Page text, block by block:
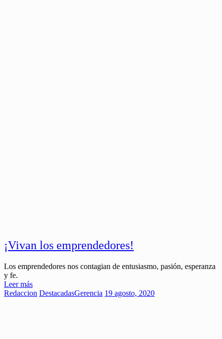
¡Vivan los emprendedores!
Los emprendedores nos contagian de entusiasmo, pasión, esperanza
y fe.
Leer más
Redaccion DestacadasGerencia 19 agosto, 2020